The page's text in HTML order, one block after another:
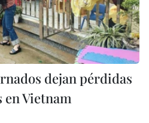
dejan pérdidas
en Vietnam